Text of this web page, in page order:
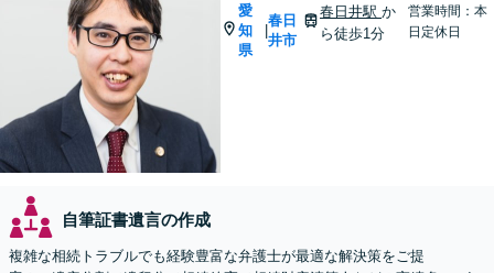
愛
知
県
春日
井市
春日井駅か
ら徒歩1分
営業時間：本
日定休日
自筆証書遺言の作成
複雑な相続トラブルでも経験豊富な弁護士が最適な解決策をご提